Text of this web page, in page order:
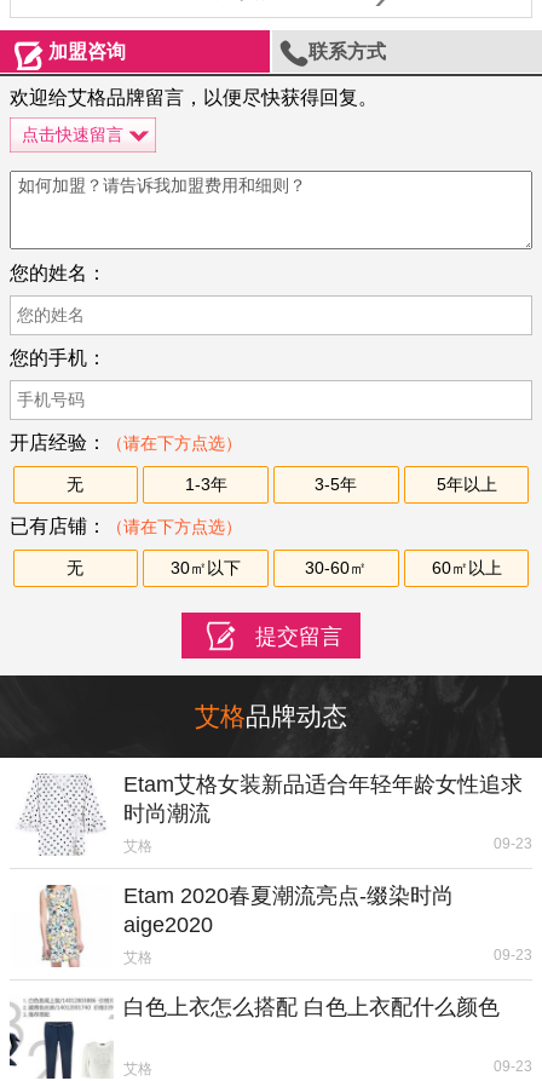
加盟咨询 联系方式
欢迎给艾格品牌留言，以便尽快获得回复。
点击快速留言
您的姓名：
您的手机：
开店经验： （请在下方点选）
无 1-3年 3-5年 5年以上
已有店铺： （请在下方点选）
无 30㎡以下 30-60㎡ 60㎡以上
艾格品牌动态
Etam艾格女装新品适合年轻年龄女性追求
时尚潮流
艾格 09-23
Etam 2020春夏潮流亮点-缀染时尚
aige2020
艾格 09-23
白色上衣怎么搭配 白色上衣配什么颜色
艾格 09-23